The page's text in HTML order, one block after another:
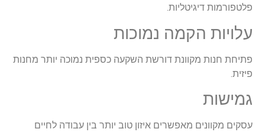
פלטפורמות דיגיטליות.
עלויות הקמה נמוכות
פתיחת חנות מקוונת דורשת השקעה כספית נמוכה יותר מחנות
פיזית.
גמישות
עסקים מקוונים מאפשרים איזון טוב יותר בין עבודה לחיים